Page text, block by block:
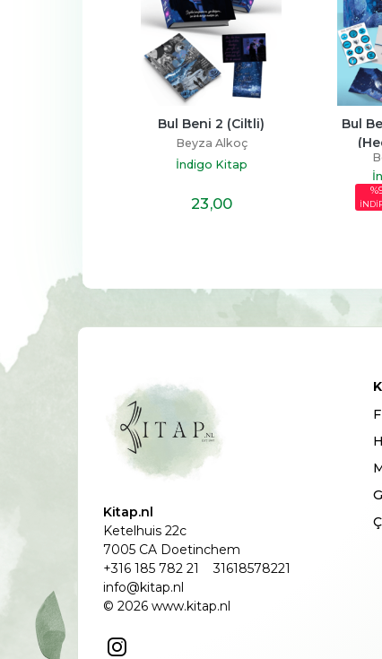
Bul Beni 2 (Ciltli)
Beyza Alkoç
İndigo Kitap
23,00
Bul
Kitap.nl
Ketelhuis 22c
7005 CA Doetinchem
+316 185 782 21
31618578221
info@kitap.nl
© 2026 www.kitap.nl